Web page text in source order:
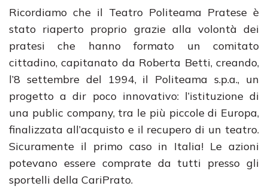
Ricordiamo che il Teatro Politeama Pratese è
stato riaperto proprio grazie alla volontà dei
pratesi che hanno formato un comitato
cittadino, capitanato da Roberta Betti, creando,
l’8 settembre del 1994, il Politeama s.p.a., un
progetto a dir poco innovativo: l’istituzione di
una public company, tra le più piccole di Europa,
finalizzata all’acquisto e il recupero di un teatro.
Sicuramente il primo caso in Italia! Le azioni
potevano essere comprate da tutti presso gli
sportelli della CariPrato.